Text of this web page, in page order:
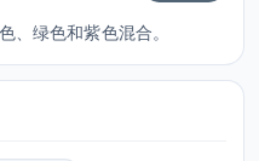
、绿色和紫色混合。